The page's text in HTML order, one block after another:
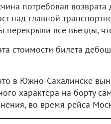
потребовал возврата
над главной
перекрыли все въезды,
стоимости билета
в Южно-Сахалинске
характера на борту
во время рейса